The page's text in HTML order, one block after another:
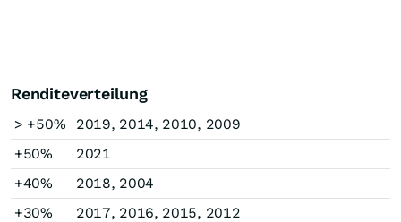
Renditeverteilung
> +50%
2019, 2014, 2010, 2009
+50%
2021
+40%
2018, 2004
+30%
2017, 2016, 2015, 2012